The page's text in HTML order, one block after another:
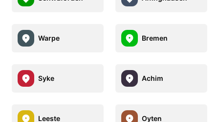
Warpe Bremen
Syke Achim
Leeste Oyten